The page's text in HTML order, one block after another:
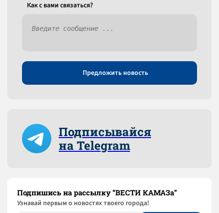
Как c вами связаться?
Предложить новость
Подписывайся
на Telegram
Подпишись на рассылку “ВЕСТИ КАМАЗа”
Узнaвай первым о новостях твоего города!